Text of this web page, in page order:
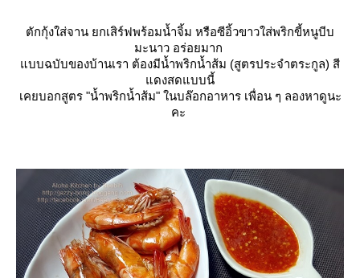
ตักกุ้งใส่จาน ยกเสิร์ฟพร้อมน้ำจิ้ม หรือซีอิ้วขาวใส่พริกขี้หนูบีบ
มะนาว อร่อยมาก
บบฉบับของบ้านเรา ต้องมีน้ำพริกน้ำส้ม (สูตรประจำตระกูล) สี
ดงสดแบบนี้
เคยบอกสูตร "น้ำพริกน้ำส้ม" ในบล๊อกอาหาร เพื่อน ๆ ลองหาดูนะ
คะ